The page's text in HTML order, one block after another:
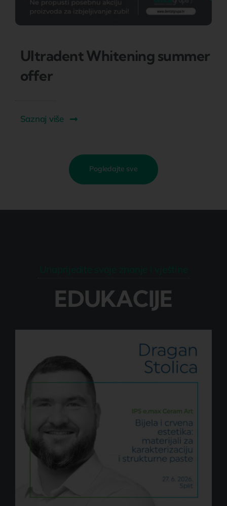
Ultradent Whitening summer
offer
Saznaj više
Pogledajte sve
EDUKACIJE